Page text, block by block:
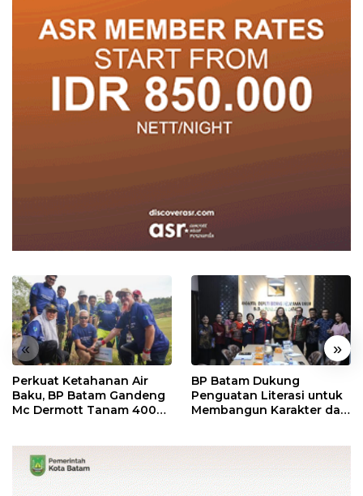
« »
Perkuat Ketahanan Air
Baku, BP Batam Gandeng
Mc Dermott Tanam 400
BP Batam Dukung
Penguatan Literasi untuk
Membangun Karakter dan